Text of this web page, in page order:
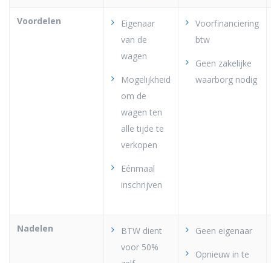
Voordelen
Eigenaar
van de
wagen
Mogelijkheid
om de
wagen ten
alle tijde te
verkopen
Eénmaal
inschrijven
Voorfinanciering
btw
Geen zakelijke
waarborg nodig
Nadelen
BTW dient
voor 50%
Geen eigenaar
Opnieuw in te